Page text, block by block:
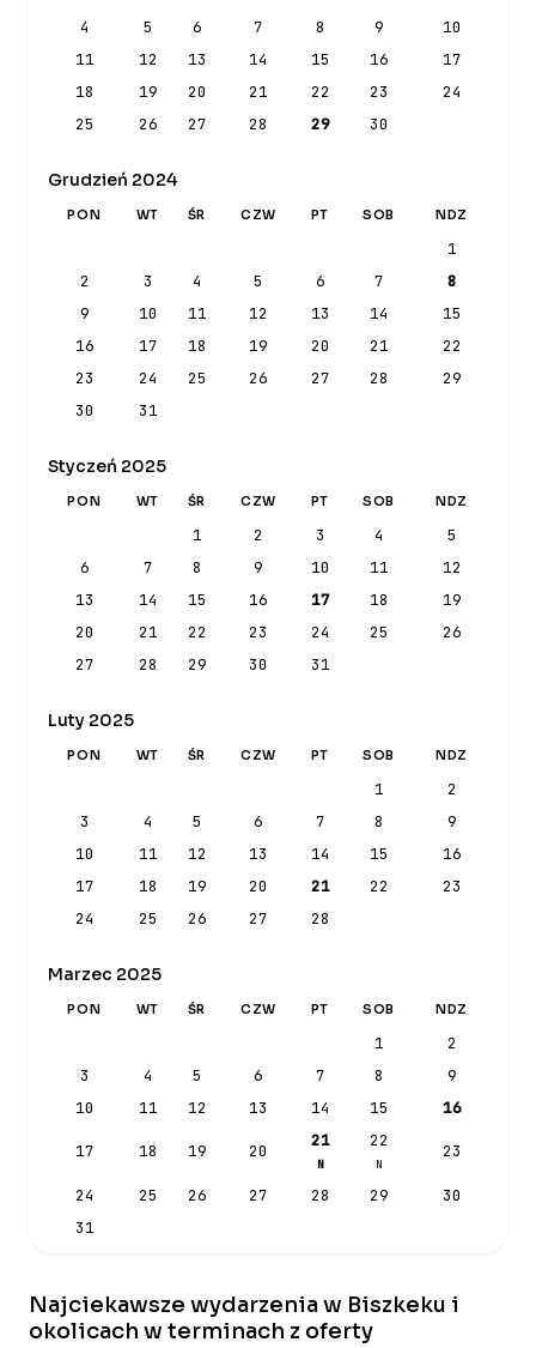
4
5 6 7 8 9
10
11
12 13 14 15 16
17
18
19 20 21 22 23
24
25
26 27 28 29 30
Grudzień 2024
PON WT ŚR CZW PT SOB NDZ
1
2
3 4 5 6 7
8
9
10 11 12 13 14
15
16
17 18 19 20 21
22
23
24 25 26 27 28
29
30
31
Styczeń 2025
PON WT ŚR CZW PT SOB NDZ
1 2 3 4
5
6
7 8 9 10 11
12
13
14 15 16 17 18
19
20
21 22 23 24 25
26
27
28 29 30 31
Luty 2025
PON WT ŚR CZW PT SOB NDZ
1
2
3
4 5 6 7 8
9
10
11 12 13 14 15
16
17
18 19 20 21 22
23
24
25 26 27 28
Marzec 2025
PON WT ŚR CZW PT SOB NDZ
1
2
3
4 5 6 7 8
9
10
11 12 13 14 15 16
17 18 19 20
21
N
22
N
23
24 25 26 27 28 29
30
31
Najciekawsze wydarzenia w Biszkeku i
okolicach w terminach z oferty